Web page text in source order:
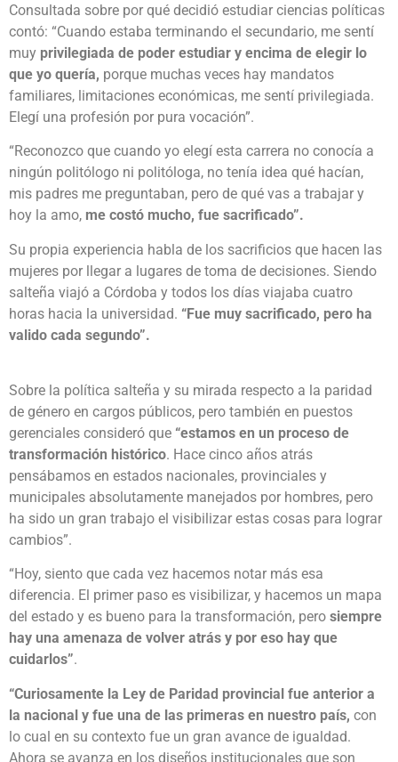
Consultada sobre por qué decidió estudiar ciencias políticas
contó: “Cuando estaba terminando el secundario, me sentí
muy privilegiada de poder estudiar y encima de elegir lo
que yo quería, porque muchas veces hay mandatos
familiares, limitaciones económicas, me sentí privilegiada.
Elegí una profesión por pura vocación”.
“Reconozco que cuando yo elegí esta carrera no conocía a
ningún politólogo ni politóloga, no tenía idea qué hacían,
mis padres me preguntaban, pero de qué vas a trabajar y
hoy la amo, me costó mucho, fue sacrificado”.
Su propia experiencia habla de los sacrificios que hacen las
mujeres por llegar a lugares de toma de decisiones. Siendo
salteña viajó a Córdoba y todos los días viajaba cuatro
horas hacia la universidad. “Fue muy sacrificado, pero ha
valido cada segundo”.
Sobre la política salteña y su mirada respecto a la paridad
de género en cargos públicos, pero también en puestos
gerenciales consideró que “estamos en un proceso de
transformación histórico. Hace cinco años atrás
pensábamos en estados nacionales, provinciales y
municipales absolutamente manejados por hombres, pero
ha sido un gran trabajo el visibilizar estas cosas para lograr
cambios”.
“Hoy, siento que cada vez hacemos notar más esa
diferencia. El primer paso es visibilizar, y hacemos un mapa
del estado y es bueno para la transformación, pero siempre
hay una amenaza de volver atrás y por eso hay que
cuidarlos”.
“Curiosamente la Ley de Paridad provincial fue anterior a
la nacional y fue una de las primeras en nuestro país, con
lo cual en su contexto fue un gran avance de igualdad.
Ahora se avanza en los diseños institucionales que son